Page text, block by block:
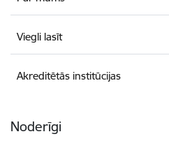
Viegli lasīt
Akreditētās institūcijas
Noderīgi